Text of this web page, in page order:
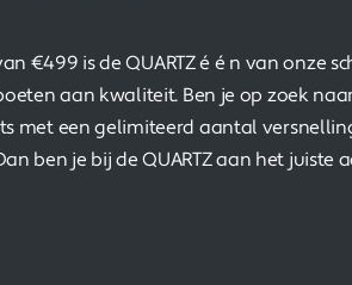
€499 is de QUARTZ é é n van onze
aan kwaliteit. Ben je op zoek
met een gelimiteerd aantal
ben je bij de QUARTZ aan het juiste